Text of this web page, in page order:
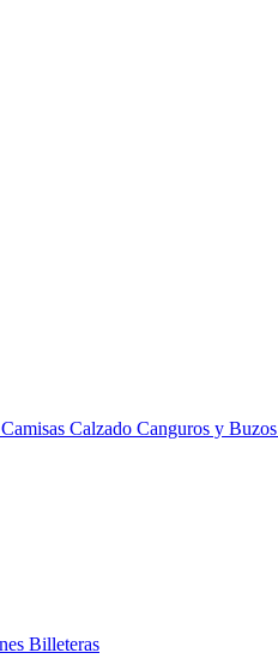
Camisas Calzado Canguros y Buzos
Billeteras